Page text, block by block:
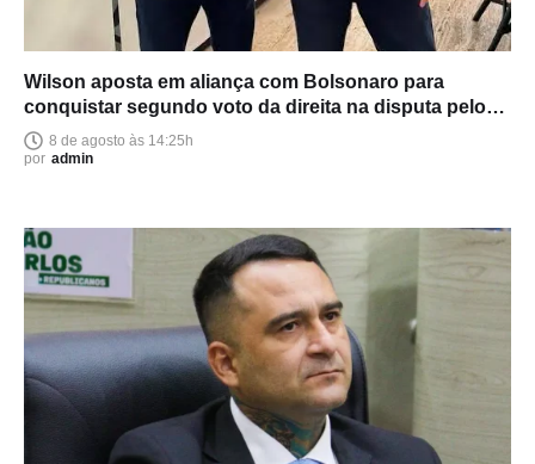
Wilson aposta em aliança com Bolsonaro para
conquistar segundo voto da direita na disputa pelo
Senado
8 de agosto às 14:25h
por admin